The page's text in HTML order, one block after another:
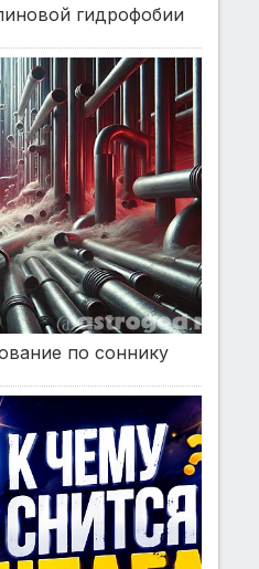
гидрофобии
по соннику